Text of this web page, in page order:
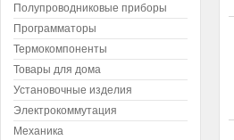
Полупроводниковые приборы
Программаторы
Термокомпоненты
Товары для дома
Установочные изделия
Электрокоммутация
Механика